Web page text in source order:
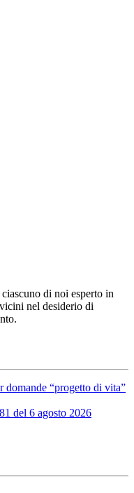
di noi esperto in
nel desiderio di
“progetto di vita”
del 6 agosto 2026